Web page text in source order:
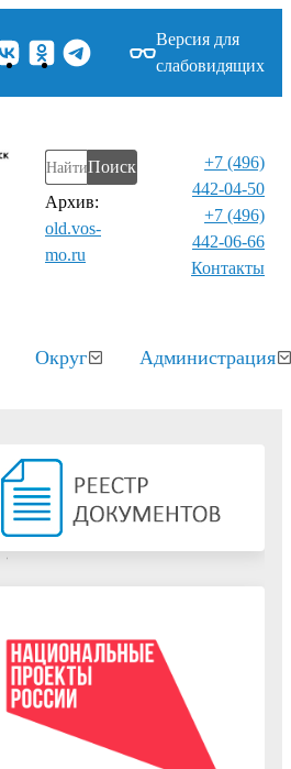
Версия для
слабовидящих
Поиск
Архив:
old.vos-
mo.ru
+7 (496)
442-04-50
+7 (496)
442-06-66
Контакты⁠
Округ Администрация